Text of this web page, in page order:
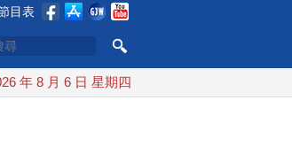
目表
行費 配合漢光 總統賴清德親登雲豹前進
年 8 月 6 日 星期四